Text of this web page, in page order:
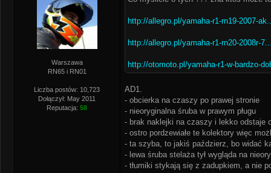
Warszawa
RN65 i RN01
Liczba postów: 10,723
Dołączył: May 2011
Reputacja: 58
http://allegro.pl/yamaha-r1-rn19-2007-
http://allegro.pl/yamaha-r1-rn20-2008r-
http://otomoto.pl/yamaha-r1-w-bardzo-
AD1.
- obcierka na czaszy po prawej stronie
- nieoryginalna śruba w prawym pługu
- brak naklejki na czaszy i lekko odstaje
- ostro pordzewiałe te kolektory więc
- ta szyba, to jakiś paździerz, bo widać
- lewa śruba stelaża tył wygląda na
- tłumiki stykają się z zadupkiem, a nie